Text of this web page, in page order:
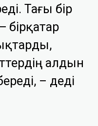
Тағы бір
алдын
– деді